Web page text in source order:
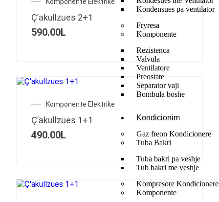
Kondensues pa ventilator
Fryresa
Komponente
Rezistenca
Valvula
Ventilatore
Preostate
Separator vaji
Bombula boshe
Kondicionim
Gaz freon Kondicionere
Tuba Bakri
Tuba bakri pa veshje
Tub bakri me veshje
Kompresore
Komponente
Ç’akullzues 2+1
590.00L
Komponente Elektrike
Ç’akullzues 1+1
490.00L